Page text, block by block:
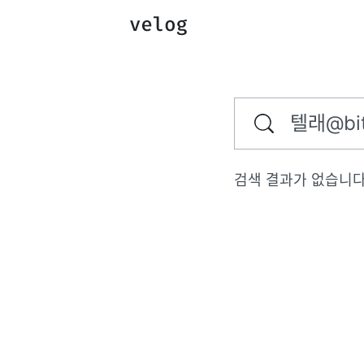
검색 결과가 없습니